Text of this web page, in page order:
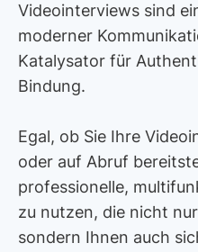
Videointerviews sind
moderner
Katalysator für
Bindung.
Egal, ob Sie Ihre
oder auf Abruf
professionelle,
zu nutzen, die nicht
sondern Ihnen auch